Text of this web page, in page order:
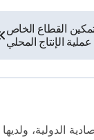
القطاع الخاص
الإنتاج المحلي
الاقتصادية الدولية، ولديها